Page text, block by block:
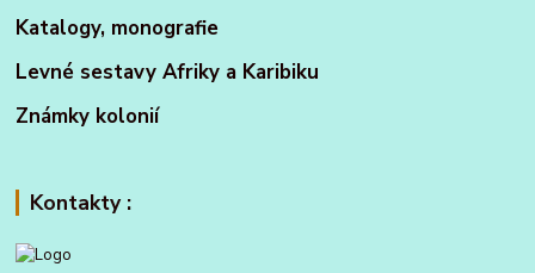
Katalogy, monografie
Levné sestavy Afriky a Karibiku
Známky kolonií
Kontakty :